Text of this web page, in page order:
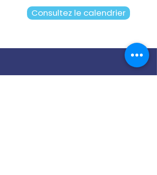
Consultez le calendrier